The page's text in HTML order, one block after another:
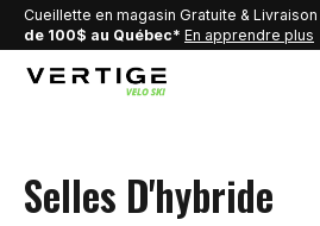
Cueillette en magasin Gratuite & Livraison
de 100$ au Québec* En apprendre plus
Selles D'hybride